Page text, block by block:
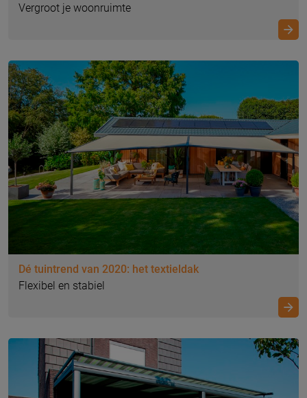
Vergroot je woonruimte
Dé tuintrend van 2020: het textieldak
Flexibel en stabiel